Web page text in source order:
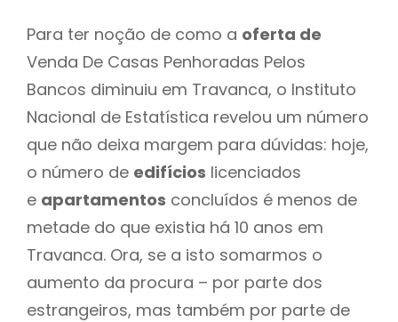
Para ter noção de como a oferta de
Venda De Casas Penhoradas Pelos
Bancos diminuiu em Travanca, o Instituto
Nacional de Estatística revelou um número
que não deixa margem para dúvidas: hoje,
o número de edifícios licenciados
e apartamentos concluídos é menos de
metade do que existia há 10 anos em
Travanca. Ora, se a isto somarmos o
aumento da procura – por parte dos
estrangeiros, mas também por parte de